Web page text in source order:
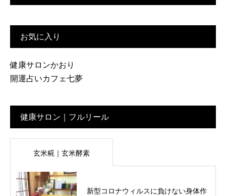
お気に入り
健康サロンかおり
開運占いカフェ七夢
健康サロン｜フルリール
玄米糀｜玄米酵素
新型コロナウィルスに負けない身体作